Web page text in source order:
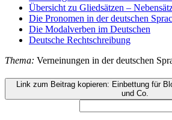
Übersicht zu Gliedsätzen –
Die Pronomen in der deutschen
Die Modalverben im Deutschen
Deutsche Rechtschreibung
Thema: Verneinungen in der deutschen
Link zum Beitrag kopieren: Einbettung für
und Co.